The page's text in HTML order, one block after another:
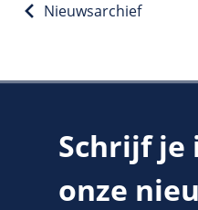
Nieuwsarchief
Schrijf je
onze